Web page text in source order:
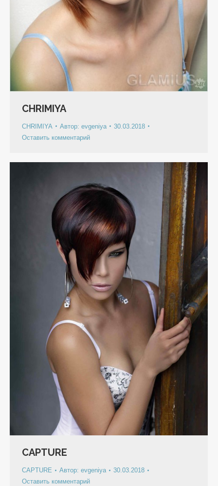
CHRIMIYA
CHRIMIYA Автор: evgeniya
30.03.2018
Оставить комментарий
CAPTURE
CAPTURE Автор: evgeniya
30.03.2018
Оставить комментарий